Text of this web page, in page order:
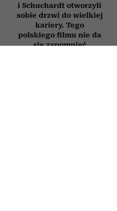
i Schuchardt otworzyli
sobie drzwi do wielkiej
kariery. Tego
polskiego filmu nie da
się zapomnieć